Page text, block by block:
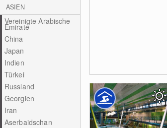
ASIEN
Vereinigte Arabische
Emirate
China
Japan
Indien
Türkei
Russland
Georgien
Iran
Aserbaidschan